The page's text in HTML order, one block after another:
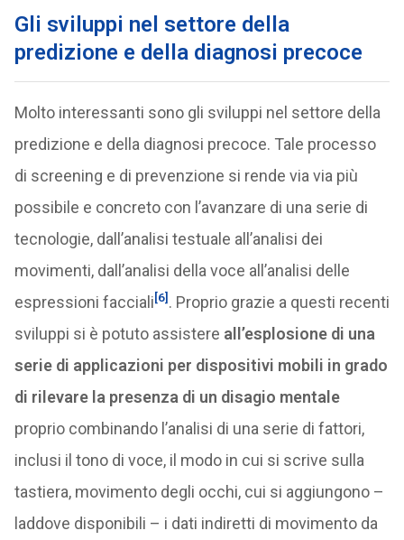
Gli sviluppi nel settore della
predizione e della diagnosi precoce
Molto interessanti sono gli sviluppi nel settore della
predizione e della diagnosi precoce. Tale processo
di screening e di prevenzione si rende via via più
possibile e concreto con l’avanzare di una serie di
tecnologie, dall’analisi testuale all’analisi dei
movimenti, dall’analisi della voce all’analisi delle
espressioni facciali[6] . Proprio grazie a questi recenti
sviluppi si è potuto assistere all’esplosione di una
serie di applicazioni per dispositivi mobili in grado
di rilevare la presenza di un disagio mentale
proprio combinando l’analisi di una serie di fattori,
inclusi il tono di voce, il modo in cui si scrive sulla
tastiera, movimento degli occhi, cui si aggiungono –
laddove disponibili – i dati indiretti di movimento da